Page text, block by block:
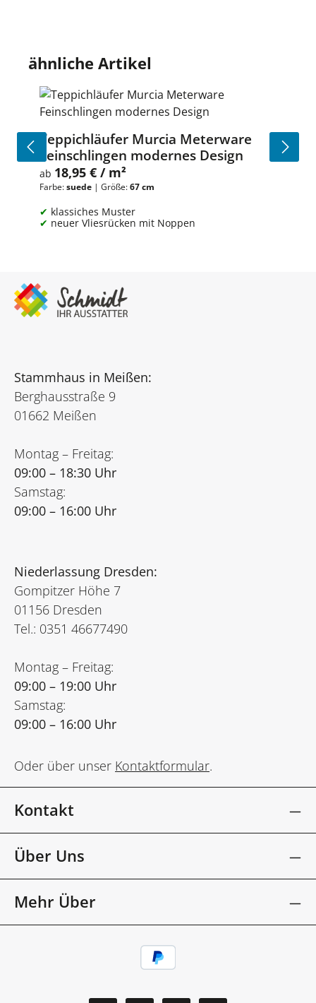
Produktgalerie überspringen
ähnliche Artikel
Teppichläufer Murcia Meterware
Feinschlingen modernes Design
Regulärer Preis:
ab 18,95 € / m²
Farbe:suede | Größe:67 cm
klassiches Muster
neuer Vliesrücken mit Noppen
Stammhaus in Meißen:
Berghausstraße 9
01662 Meißen
Montag – Freitag:
09:00 – 18:30 Uhr
Samstag:
09:00 – 16:00 Uhr
Niederlassung Dresden:
Gompitzer Höhe 7
01156 Dresden
Tel.: 0351 46677490
Montag – Freitag:
09:00 – 19:00 Uhr
Samstag:
09:00 – 16:00 Uhr
Oder über unser Kontaktformular.
Kontakt
Über Uns
Mehr Über